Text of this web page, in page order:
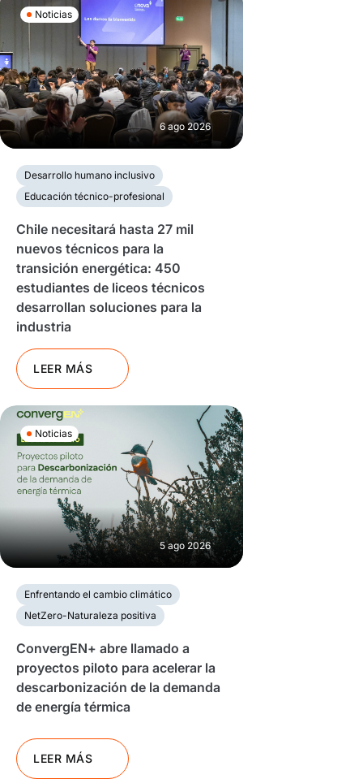
Noticias
6 ago 2026
Desarrollo humano inclusivo
Educación técnico-profesional
Chile necesitará hasta 27 mil
nuevos técnicos para la
transición energética: 450
estudiantes de liceos técnicos
desarrollan soluciones para la
industria
LEER MÁS
Noticias
5 ago 2026
Enfrentando el cambio climático
NetZero-Naturaleza positiva
ConvergEN+ abre llamado a
proyectos piloto para acelerar la
descarbonización de la demanda
de energía térmica
LEER MÁS